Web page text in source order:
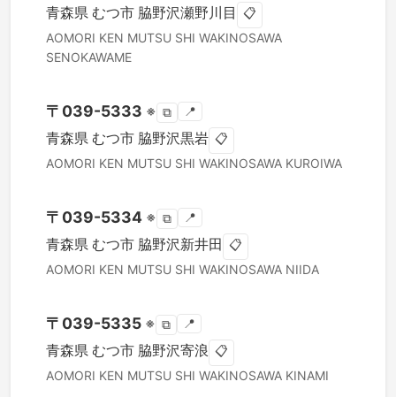
青森県 むつ市 脇野沢瀬野川目 📋
AOMORI KEN MUTSU SHI WAKINOSAWA
SENOKAWAME
〒 039-5333 ※ ⧉ 📍
青森県 むつ市 脇野沢黒岩 📋
AOMORI KEN MUTSU SHI WAKINOSAWA KUROIWA
〒 039-5334 ※ ⧉ 📍
青森県 むつ市 脇野沢新井田 📋
AOMORI KEN MUTSU SHI WAKINOSAWA NIIDA
〒 039-5335 ※ ⧉ 📍
青森県 むつ市 脇野沢寄浪 📋
AOMORI KEN MUTSU SHI WAKINOSAWA KINAMI